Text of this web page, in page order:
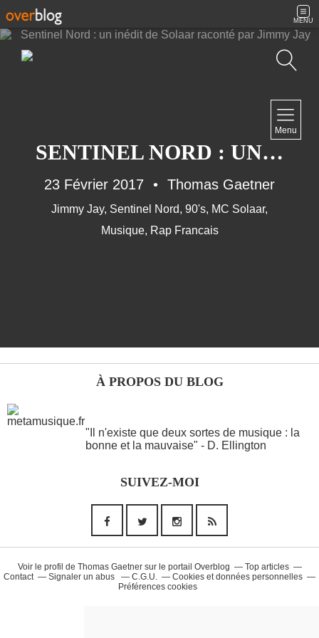
MENU
Menu
SENTINEL NORD : UN INÉDIT DE SOLAAR RACONTÉ PAR JIMMY JAY
23 Février 2017 Thomas Gaetner
Jimmy Jay, Sentinel Nord, 90's, MC Solaar,
Musique, Rap Francais
À PROPOS DU BLOG
"Il n'existe que deux sortes de musique : la
bonne et la mauvaise" - D. Ellington
SUIVEZ-MOI
Contact
NEWSLETTER
90'S (14)
French Touch (14)
Rap Francais (10)
Daft Punk (8)
Voir le profil de Thomas Gaetnersur le portail Overblog
Top articles
Contact
Signaler un abus C.G.U.
Cookies et données personnelles
Préférences cookies